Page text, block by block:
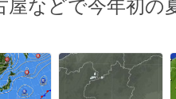
屋などで今年初の